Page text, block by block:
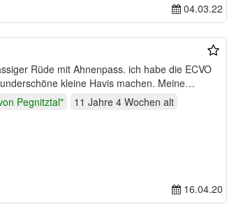
04.03.22
Rüde mit Ahnenpass. ich habe die ECVO
kleine Havis machen. Meine
Pegnitztal" 11 Jahre 4 Wochen alt
16.04.20